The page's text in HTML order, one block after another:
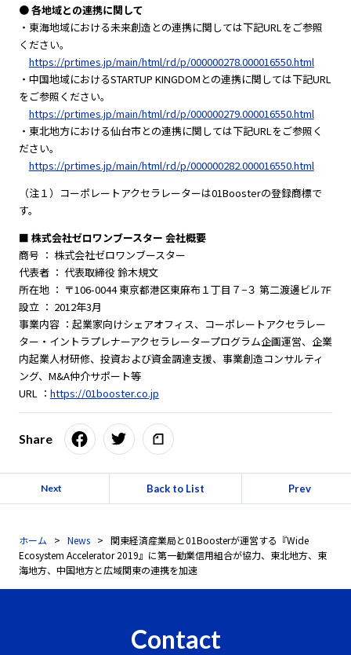
● 各地域との連携に関して
・東海地域における未来創造との連携に関しては下記URLをご参照
ください。
https://prtimes.jp/main/html/rd/p/000000278.000016550.html
・中国地域におけるSTARTUP KINGDOMとの連携に関しては下記URL
をご参照ください。
https://prtimes.jp/main/html/rd/p/000000279.000016550.html
・東北地方における仙台市との連携に関しては下記URLをご参照く
ださい。
https://prtimes.jp/main/html/rd/p/000000282.000016550.html
（注１）コーポレートアクセラレーターは01Boosterの登録商標で
す。
■ 株式会社ゼロワンブースター 会社概要
商号 ： 株式会社ゼロワンブースター
代表者 ： 代表取締役 鈴木規文
所在地 ： 〒106-0044 東京都港区東麻布１丁目７−３ 第二渡邊ビル7F
設立 ： 2012年3月
事業内容 ：起業家向けシェアオフィス、コーポレートアクセラレー
ター・イントラプレナーアクセラレータープログラム企画運営、企業
内起業人材研修、投資および資金調達支援、事業創造コンサルティ
ング、M&A仲介サポート等
URL ： https://01booster.co.jp
Share
Next Back to List Prev
ホーム News
関東経済産業局と01Boosterが運営する『Wide
Ecosystem Accelerator 2019』に第一勧業信用組合が協力、東北地方、東
海地方、中国地方と広域関東の連携を加速
Contact